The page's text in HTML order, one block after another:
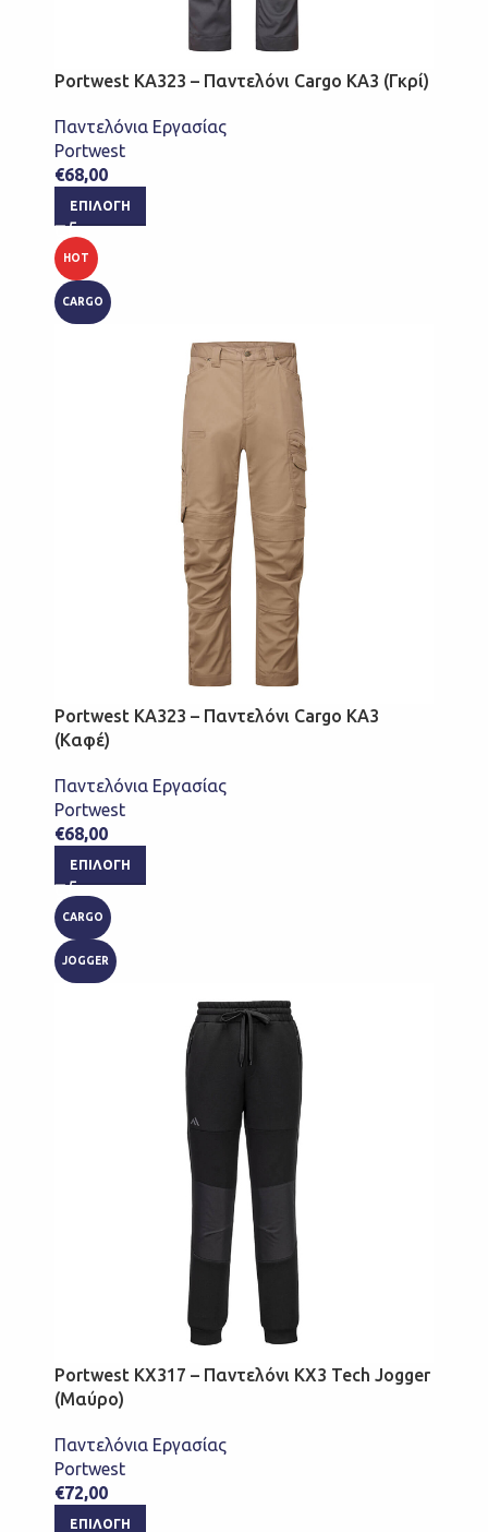
Portwest KA323 – Παντελόνι Cargo KA3 (Γκρί)
Παντελόνια Εργασίας
Portwest
€68,00
ΕΠΙΛΟΓΉ
HOT
CARGO
Portwest KA323 – Παντελόνι Cargo KA3
(Καφέ)
Παντελόνια Εργασίας
Portwest
€68,00
ΕΠΙΛΟΓΉ
CARGO
JOGGER
Portwest KX317 – Παντελόνι KX3 Tech Jogger
(Μαύρο)
Παντελόνια Εργασίας
Portwest
€72,00
ΕΠΙΛΟΓΉ